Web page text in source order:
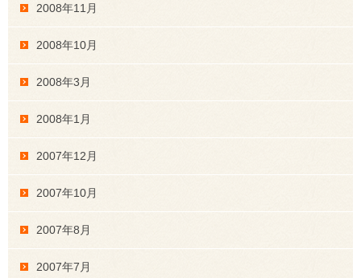
2008年11月
2008年10月
2008年3月
2008年1月
2007年12月
2007年10月
2007年8月
2007年7月